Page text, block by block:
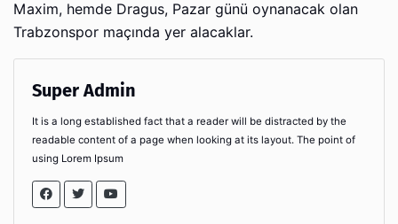
Maxim, hemde Dragus, Pazar günü oynanacak olan
Trabzonspor maçında yer alacaklar.
Super Admin
It is a long established fact that a reader will be distracted by the
readable content of a page when looking at its layout. The point of
using Lorem Ipsum